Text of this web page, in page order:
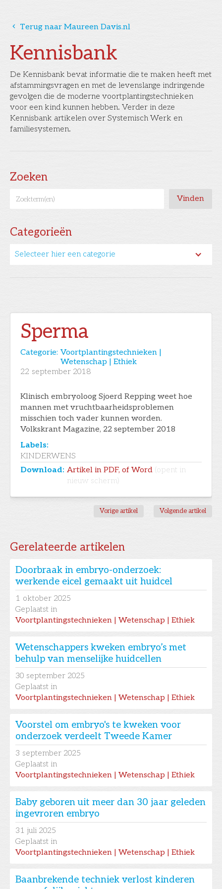
Kennisbank
De Kennisbank bevat informatie die te maken heeft met
afstammingsvragen en met de levenslange indringende
gevolgen die de moderne voortplantingstechnieken
voor een kind kunnen hebben. Verder in deze
Kennisbank artikelen over Systemisch Werk en
familiesystemen.
Zoeken
Categorieën
Selecteer hier een categorie
󰅁 Terug naar Maureen Davis.nl
Sperma
Categorie: Voortplantingstechnieken |
Wetenschap | Ethiek
22 september 2018
Klinisch embryoloog Sjoerd Repping weet hoe
mannen met vruchtbaarheidsproblemen
misschien toch vader kunnen worden.
Volkskrant Magazine, 22 september 2018
Labels:
KINDERWENS
Download: Artikel in PDF, of Word (opent in
nieuw scherm)
Vorige artikel Volgende artikel
Gerelateerde artikelen
Doorbraak in embryo-onderzoek:
werkende eicel gemaakt uit huidcel
1 oktober 2025
Geplaatst in
Voortplantingstechnieken | Wetenschap | Ethiek
Wetenschappers kweken embryo’s met
behulp van menselijke huidcellen
30 september 2025
Geplaatst in
Voortplantingstechnieken | Wetenschap | Ethiek
Voorstel om embryo's te kweken voor
onderzoek verdeelt Tweede Kamer
3 september 2025
Geplaatst in
Voortplantingstechnieken | Wetenschap | Ethiek
Baby geboren uit meer dan 30 jaar geleden
ingevroren embryo
31 juli 2025
Geplaatst in
Voortplantingstechnieken | Wetenschap | Ethiek
Baanbrekende techniek verlost kinderen